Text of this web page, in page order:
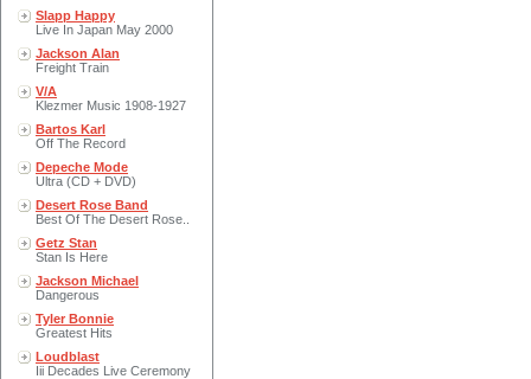
Slapp Happy
Live In Japan May 2000
Jackson Alan
Freight Train
V/A
Klezmer Music 1908-1927
Bartos Karl
Off The Record
Depeche Mode
Ultra (CD + DVD)
Desert Rose Band
Best Of The Desert Rose..
Getz Stan
Stan Is Here
Jackson Michael
Dangerous
Tyler Bonnie
Greatest Hits
Loudblast
Iii Decades Live Ceremony